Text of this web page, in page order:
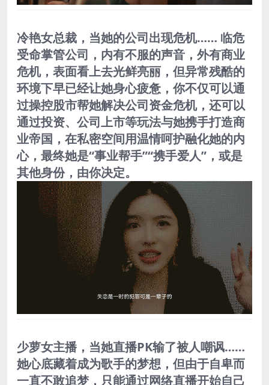
冷艳女总裁，当她的公司出现危机…… 临危
受命掌管公司，内有不服的声音，外有商业
危机，表面看上去光鲜亮丽，但异常残酷的
环境下早已经让她身心疲惫，你不仅可以通
过操控股市帮她解决公司资金危机，还可以
通过投资、公司上市等玩法与她携手打造商
业帝国，在私密空间用温情呵护融化她的内
心，最终她是“事业帮手”“携手爱人”，或是
其他身份，由你决定。
少萝女主播，当她直播PK输了被人嘲讽……
她心底藏着成为歌手的梦想，但由于自卑而
一直不敢追梦，只能通过网络直播开始自己